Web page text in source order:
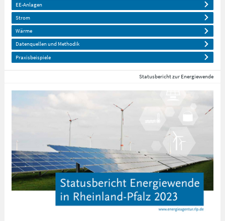
EE-Anlagen
Strom
Wärme
Datenquellen und Methodik
Praxisbeispiele
Statusbericht zur Energiewende